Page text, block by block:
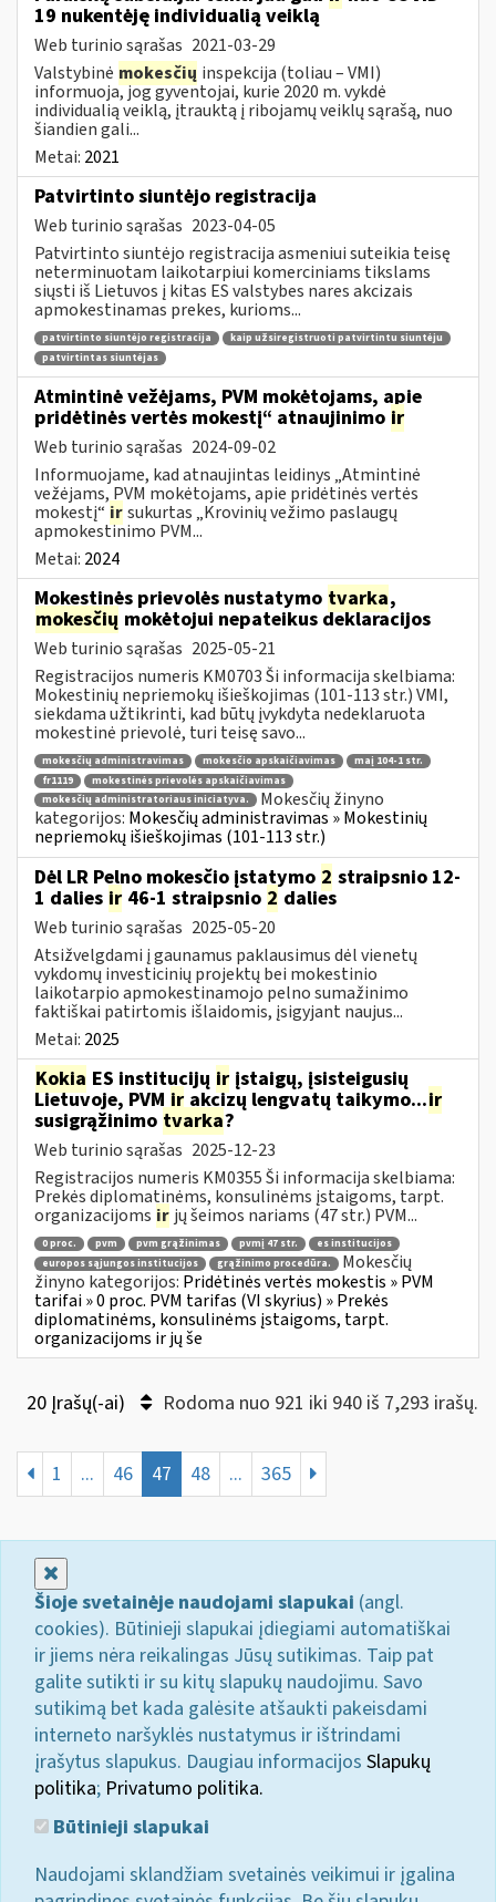
19 nukentėję individualią veiklą
Web turinio sąrašas 2021-03-29
Valstybinė mokesčių inspekcija (toliau – VMI)
informuoja, jog gyventojai, kurie 2020 m. vykdė
individualią veiklą, įtrauktą į ribojamų veiklų sąrašą, nuo
šiandien gali...
Metai: 2021
Patvirtinto siuntėjo registracija
Web turinio sąrašas 2023-04-05
Patvirtinto siuntėjo registracija asmeniui suteikia teisę
neterminuotam laikotarpiui komerciniams tikslams
siųsti iš Lietuvos į kitas ES valstybes nares akcizais
apmokestinamas prekes, kurioms...
patvirtinto siuntėjo registracija
kaip užsiregistruoti patvirtintu siuntėju
patvirtintas siuntėjas
Atmintinė vežėjams, PVM mokėtojams, apie
pridėtinės vertės mokestį“ atnaujinimo ir
Web turinio sąrašas 2024-09-02
Informuojame, kad atnaujintas leidinys „Atmintinė
vežėjams, PVM mokėtojams, apie pridėtinės vertės
mokestį“ irsukurtas „Krovinių vežimo paslaugų
apmokestinimo PVM...
Metai: 2024
Mokestinės prievolės nustatymo tvarka,
mokesčių mokėtojui nepateikus deklaracijos
Web turinio sąrašas 2025-05-21
Registracijos numeris KM0703 Ši informacija skelbiama:
Mokestinių nepriemokų išieškojimas (101-113 str.) VMI,
siekdama užtikrinti, kad būtų įvykdyta nedeklaruota
mokestinė prievolė, turi teisę savo...
mokesčių administravimas mokesčio apskaičiavimas
maį 104-1 str.
fr1119
mokestinės prievolės apskaičiavimas
mokesčių administratoriaus iniciatyva.
Mokesčių žinyno
kategorijos: Mokesčių administravimas » Mokestinių
nepriemokų išieškojimas (101-113 str.)
Dėl LR Pelno mokesčio įstatymo 2 straipsnio 12-
1 dalies ir 46-1 straipsnio 2 dalies
Web turinio sąrašas 2025-05-20
Atsižvelgdami į gaunamus paklausimus dėl vienetų
vykdomų investicinių projektų bei mokestinio
laikotarpio apmokestinamojo pelno sumažinimo
faktiškai patirtomis išlaidomis, įsigyjant naujus...
Metai: 2025
Kokia ES institucijų ir įstaigų, įsisteigusių
Lietuvoje, PVM ir akcizų lengvatų taikymo...ir
susigrąžinimo tvarka?
Web turinio sąrašas 2025-12-23
Registracijos numeris KM0355 Ši informacija skelbiama:
Prekės diplomatinėms, konsulinėms įstaigoms, tarpt.
organizacijoms ir jų šeimos nariams (47 str.) PVM...
0 proc. pvm pvm grąžinimas pvmį 47 str.
es institucijos
europos sąjungos institucijos
grąžinimo procedūra.
Mokesčių
žinyno kategorijos: Pridėtinės vertės mokestis » PVM
tarifai » 0 proc. PVM tarifas (VI skyrius) » Prekės
diplomatinėms, konsulinėms įstaigoms, tarpt.
organizacijoms ir jų še
20 Įrašų(-ai) Rodoma nuo 921 iki 940 iš 7,293 irašų.
1 ... 46 47 48 ... 365
Šioje svetainėje naudojami slapukai (angl.
cookies). Būtinieji slapukai įdiegiami automatiškai
ir jiems nėra reikalingas Jūsų sutikimas. Taip pat
galite sutikti ir su kitų slapukų naudojimu. Savo
sutikimą bet kada galėsite atšaukti pakeisdami
interneto naršyklės nustatymus ir ištrindami
įrašytus slapukus. Daugiau informacijos Slapukų
politika; Privatumo politika.
Būtinieji slapukai
Naudojami sklandžiam svetainės veikimui ir įgalina